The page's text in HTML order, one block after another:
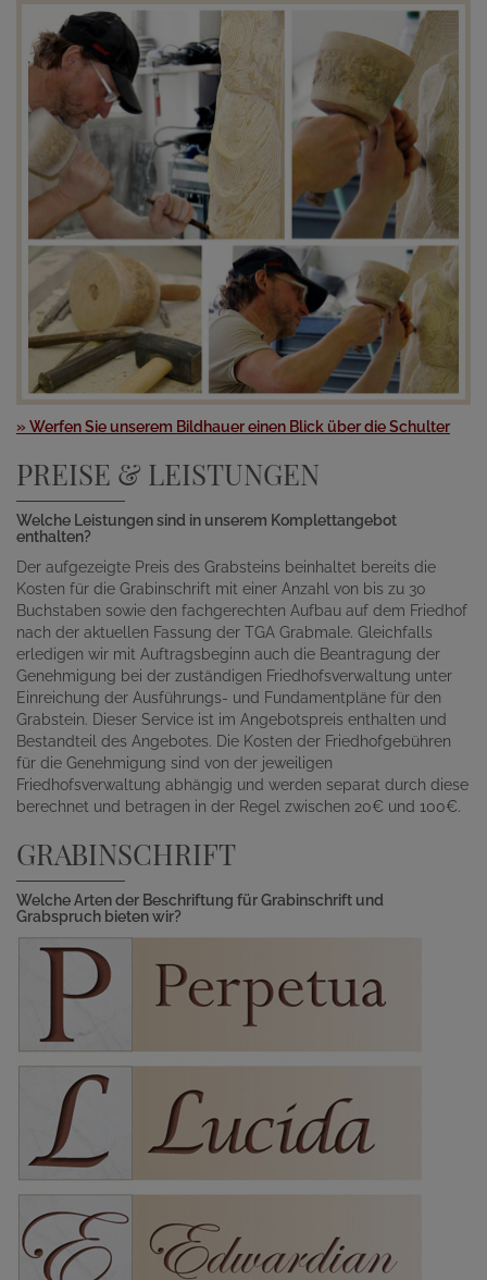
» Werfen Sie unserem Bildhauer einen Blick über die Schulter
PREISE & LEISTUNGEN
Welche Leistungen sind in unserem Komplettangebot
enthalten?
Der aufgezeigte Preis des Grabsteins beinhaltet bereits die
Kosten für die Grabinschrift mit einer Anzahl von bis zu 30
Buchstaben sowie den fachgerechten Aufbau auf dem Friedhof
nach der aktuellen Fassung der TGA Grabmale. Gleichfalls
erledigen wir mit Auftragsbeginn auch die Beantragung der
Genehmigung bei der zuständigen Friedhofsverwaltung unter
Einreichung der Ausführungs- und Fundamentpläne für den
Grabstein. Dieser Service ist im Angebotspreis enthalten und
Bestandteil des Angebotes. Die Kosten der Friedhofgebühren
für die Genehmigung sind von der jeweiligen
Friedhofsverwaltung abhängig und werden separat durch diese
berechnet und betragen in der Regel zwischen 20€ und 100€.
GRABINSCHRIFT
Welche Arten der Beschriftung für Grabinschrift und
Grabspruch bieten wir?